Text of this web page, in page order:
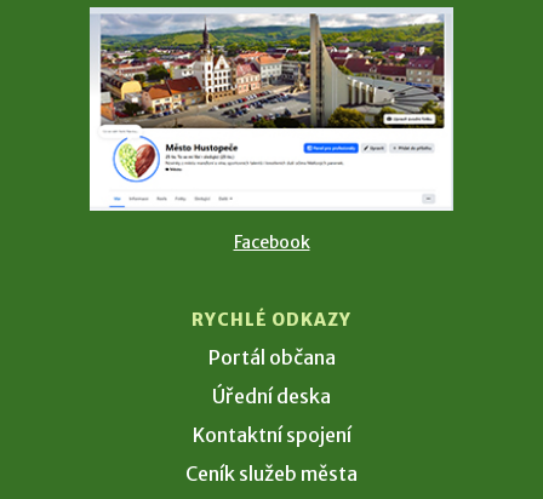
Facebook
RYCHLÉ ODKAZY
Portál občana
Úřední deska
Kontaktní spojení
Ceník služeb města